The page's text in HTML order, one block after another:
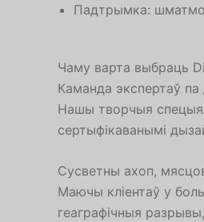
Падтрымка:
Чаму варта выбраць
Каманда экспертаў
Нашы творчыя
сертыфікаванымі
Сусветны ахоп,
Маючы кліентаў у
геаграфічныя